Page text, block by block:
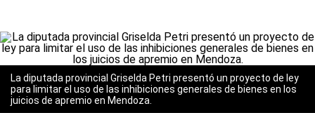
La diputada provincial Griselda Petri presentó un proyecto de ley
para limitar el uso de las inhibiciones generales de bienes en los
juicios de apremio en Mendoza.